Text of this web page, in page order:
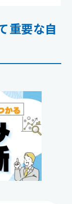
重要な自